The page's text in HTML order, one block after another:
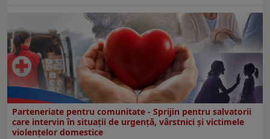
Parteneriate pentru comunitate - Sprijin pentru salvatorii
care intervin în situații de urgență, vârstnici și victimele
violențelor domestice